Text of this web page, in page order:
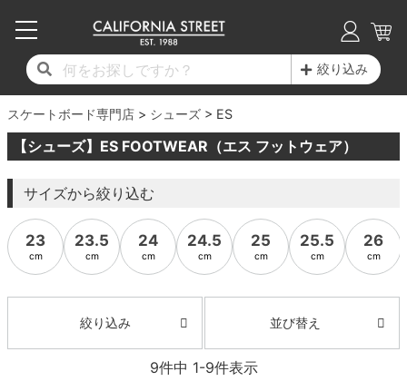
絞り込み
スケートボード専門店 シューズ ES
【シューズ】ES FOOTWEAR（エス フットウェア）
サイズから絞り込む
23
cm
23.5
cm
24
cm
24.5
cm
25
cm
25.5
cm
26
cm
絞り込み 並び替え
9件中 1-9件表示
17時までのご注文は当日発送！
11,000円以上で送料無料！
毎月1日はポイント5倍！10日と20日は3倍！
コンプリートセット（完成品）
デッキ
17時までのご注文は当日発送！
11,000円以上で送料無料！
毎月1日はポイント5倍！10日と20日は3倍！
デッキ新着一覧
デッキブランド一覧（全てのデッキ）
サイズからデッキを選ぶ
子供用デッキ
7.0inch以下
7.2inch
7.5inch
7.6inch
7.7inch
トラック
17時までのご注文は当日発送！
11,000円以上で送料無料！
毎月1日はポイント5倍！10日と20日は3倍！
トラック新着一覧
トラックブランド一覧（全てのトラック）
適合デッキサイズから選ぶ
7.0inch以下
7.2inch
7.3inch
7.6inch
7.7inch
7.8inch
ウィール
17時までのご注文は当日発送！
11,000円以上で送料無料！
毎月1日はポイント5倍！10日と20日は3倍！
ウィール新着一覧
ウィールブランド一覧（全てのウィール）
ウィールをサイズから選ぶ
50mm
51mm
52mm
54mm
55mm
56mm
スピットファイヤー F4（フォーミュラフォ
ボーンズ XF（エックスフォーミュラ）
ベアリング
17時までのご注文は当日発送！
11,000円以上で送料無料！
毎月1日はポイント5倍！10日と20日は3倍！
シューズ新着一覧
シューズブランド一覧
シューズをサイズから選ぶ
20cm
21cm
22cm
23cm
23.5cm
24cm
サンダル
インソール
17時までのご注文は当日発送！
11,000円以上で送料無料！
毎月1日はポイント5倍！10日と20日は3倍！
Tシャツ
ロングスリーブTシャツ
ジャケット
パーカー
トレーナー・セーター
17時までのご注文は当日発送！
11,000円以上で送料無料！
毎月1日はポイント5倍！10日と20日は3倍！
最新ブログ一覧
カテゴリー
17時までのご注文は当日発送！
11,000円以上で送料無料！
毎月1日はポイント5倍！10日と20日は3倍！
初心者の方へ
商品情報
徹底解析
スタッフおすすめアイテム
ブランド紹介
17時までのご注文は当日発送！
11,000円以上で送料無料！
毎月1日はポイント5倍！10日と20日は3倍！
店舗情報
ショップライダー紹介
スタッフ紹介
カリフォルニアストリートの歴史
求人情報